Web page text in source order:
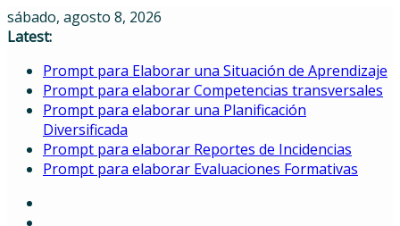
Skip
to
sábado, agosto 8, 2026
Latest:
Prompt para Elaborar una Situación de Aprendizaje
Prompt para elaborar Competencias transversales
Prompt para elaborar una Planificación
Diversificada
Prompt para elaborar Reportes de Incidencias
Prompt para elaborar Evaluaciones Formativas